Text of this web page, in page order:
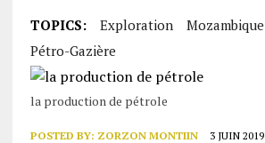
TOPICS: Exploration
Mozambique
Pétro-Gazière
la production de pétrole
POSTED BY: ZORZON MONTIIN 3 JUIN 2019